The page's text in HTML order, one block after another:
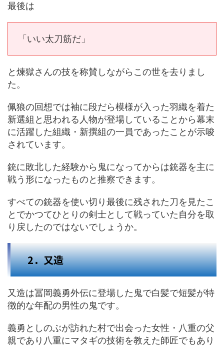
最後は
「いい太刀筋だ」
と煉獄さんの技を称賛しながらこの世を去りまし
た。
佩狼の回想では袖に段だら模様が入った羽織を着た
新選組と思われる人物が登場していることから幕末
に活躍した組織・新撰組の一員であったことが示唆
されています。
銃に敗北した経験から鬼になってからは銃器を主に
戦う形になったものと推察できます。
すべての銃器を使い切り最後に残された刀を見たこ
とでかつてひとりの剣士として戦っていた自分を取
り戻したのではないでしょうか。
2．又造
又造は冨岡義勇外伝に登場した鬼で白髪で短髪が特
徴的な年配の男性の鬼です。
義勇としのぶが訪れた村で出会った女性・八重の父
親であり八重にマタギの技術を教えた師匠でもあり